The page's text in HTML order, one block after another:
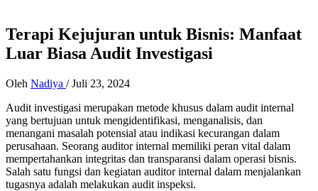
Terapi Kejujuran untuk Bisnis: Manfaat
Luar Biasa Audit Investigasi
Oleh Nadiya /Juli 23, 2024
Audit investigasi merupakan metode khusus dalam audit internal
yang bertujuan untuk mengidentifikasi, menganalisis, dan
menangani masalah potensial atau indikasi kecurangan dalam
perusahaan. Seorang auditor internal memiliki peran vital dalam
mempertahankan integritas dan transparansi dalam operasi bisnis.
Salah satu fungsi dan kegiatan auditor internal dalam menjalankan
tugasnya adalah melakukan audit inspeksi.